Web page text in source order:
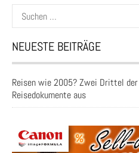
Suchen
nach:
NEUESTE BEITRÄGE
Reisen wie 2005? Zwei Drittel
Reisedokumente aus